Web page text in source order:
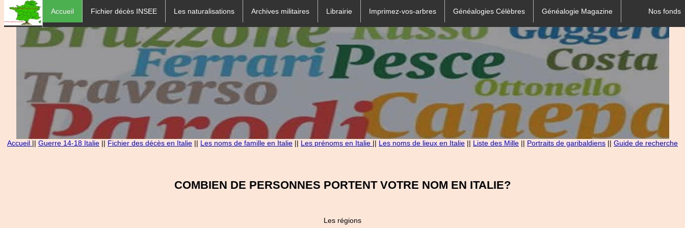
Accueil Fichier décès INSEE Les naturalisations Archives militaires Librairie Imprimez-vos-arbres Généalogies Célèbres Généalogie Magazine Nos fonds
Accueil || Guerre 14-18 Italie || Fichier des décès en Italie || Les noms de famille en Italie || Les prénoms en Italie || Les noms de lieux en Italie || Liste des Mille || Portraits de garibaldiens || Guide de recherche
COMBIEN DE PERSONNES PORTENT VOTRE NOM EN ITALIE?
Les régions